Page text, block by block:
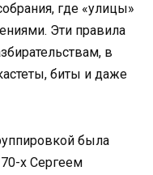
где «улицы»
Эти правила
в
биты и даже
была
70-х Сергеем